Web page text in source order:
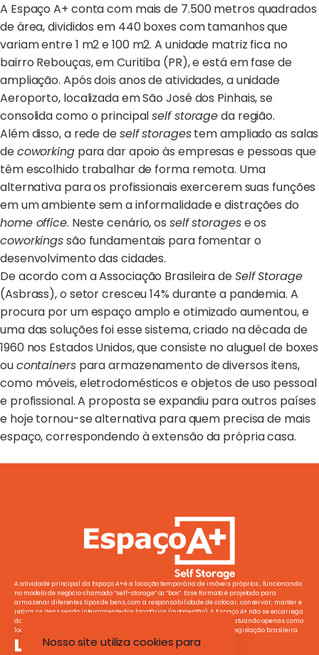
A Espaço A+ conta com mais de 7.500 metros quadrados
de área, divididos em 440 boxes com tamanhos que
variam entre 1 m2 e 100 m2. A unidade matriz fica no
bairro Rebouças, em Curitiba (PR), e está em fase de
ampliação. Após dois anos de atividades, a unidade
Aeroporto, localizada em São José dos Pinhais, se
consolida como o principalself storageda região.
Além disso, a rede deself storagestem ampliado as salas
decoworkingpara dar apoio às empresas e pessoas que
têm escolhido trabalhar de forma remota. Uma
alternativa para os profissionais exercerem suas funções
em um ambiente sem a informalidade e distrações do
home office. Neste cenário, os self storagese os
coworkingssão fundamentais para fomentar o
desenvolvimento das cidades.
De acordo com a Associação Brasileira deSelf Storage
(Asbrass), o setor cresceu 14% durante a pandemia. A
procura por um espaço amplo e otimizado aumentou, e
uma das soluções foi esse sistema, criado na década de
1960 nos Estados Unidos, que consiste no aluguel de boxes
oucontainerspara armazenamento de diversos itens,
como móveis, eletrodomésticos e objetos de uso pessoal
e profissional. A proposta se expandiu para outros países
e hoje tornou-se alternativa para quem precisa de mais
espaço, correspondendo à extensão da própria casa.
A atividade principal da Espaço A+ é a locação temporária de imóveis próprios , funcionando
no modelo de negócio chamado “self-storage” ou “box”. Esse formato é projetado para
armazenar diferentes tipos de bens, com a responsabilidade de colocar, conservar, manter e
retirar os itens sendo inteiramente dos locatários (autogestão). A Espaço A+ não se encarrega
da manutenção ou segurança dos itens guardados no espaço alugado, atuando apenas como
locadora de espaço, conforme definido pelo contrato de locação e pela legislação brasileira.
Links Úteis
Nosso site utiliza cookies para